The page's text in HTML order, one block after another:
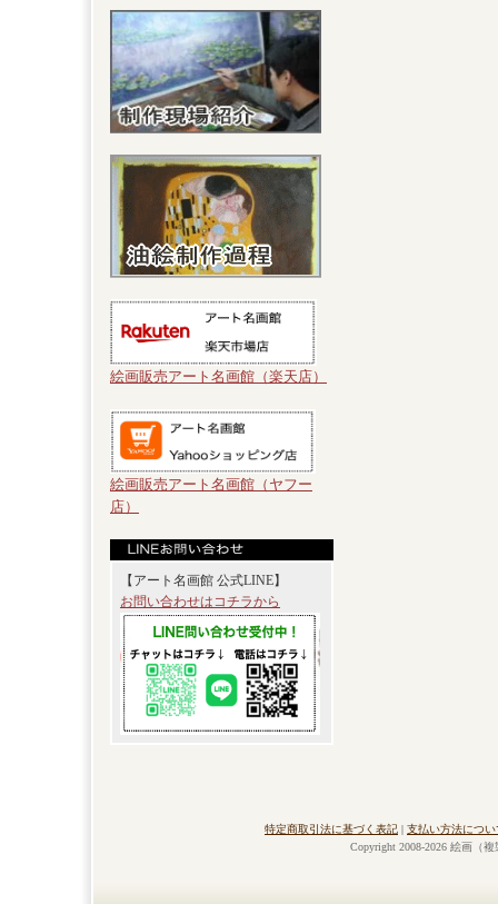
絵画販売アート名画館（楽天店）
絵画販売アート名画館（ヤフー
店）
【アート名画館 公式LINE】
お問い合わせはコチラから
特定商取引法に基づく表記 | 支払い方法につい
Copyright 2008-2026 絵画（